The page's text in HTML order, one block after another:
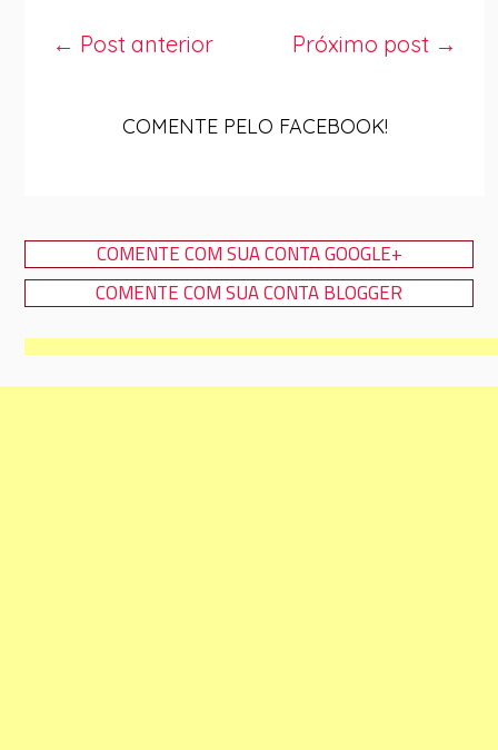
Próximo post →
← Post anterior
COMENTE PELO FACEBOOK!
COMENTE COM SUA CONTA GOOGLE+
COMENTE COM SUA CONTA BLOGGER